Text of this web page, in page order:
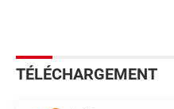
TÉLÉCHARGEMENT